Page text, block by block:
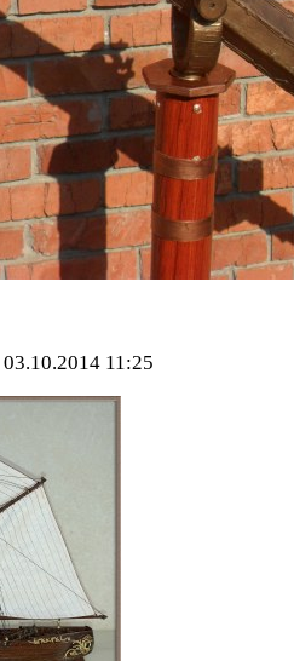
03.10.2014 11:25